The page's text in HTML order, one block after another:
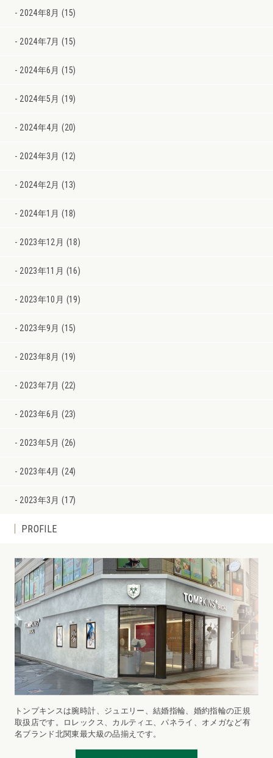
2024年8月 (15)
2024年7月 (15)
2024年6月 (15)
2024年5月 (19)
2024年4月 (20)
2024年3月 (12)
2024年2月 (13)
2024年1月 (18)
2023年12月 (18)
2023年11月 (16)
2023年10月 (19)
2023年9月 (15)
2023年8月 (19)
2023年7月 (22)
2023年6月 (23)
2023年5月 (26)
2023年4月 (24)
2023年3月 (17)
PROFILE
トンプキンスは腕時計、ジュエリー、結婚指輪、婚約指輪の正規
取扱店です。ロレックス、カルティエ、パネライ、オメガなど有
名ブランド北関東最大級の品揃えです。